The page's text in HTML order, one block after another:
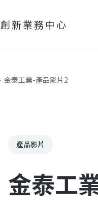
創新業務中心
金泰工業-產品影片2
產品影片
金泰工